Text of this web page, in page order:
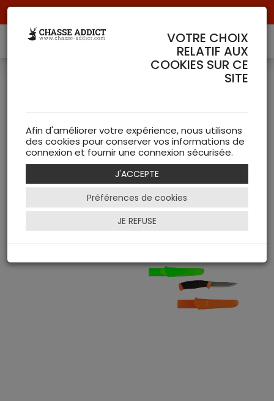
PRODUIT DE LA MARQUE
Accessoires (1)
Equipements de Chasse CHASSE ADDICT
Vêtements de Chasse CHASSE ADDICT
VOTRE CHOIX
RELATIF AUX
COOKIES SUR CE
SITE
Afin d'améliorer votre expérience, nous utilisons
des cookies pour conserver vos informations de
connexion et fournir une connexion sécurisée.
J'ACCEPTE
Préférences de cookies
JE REFUSE